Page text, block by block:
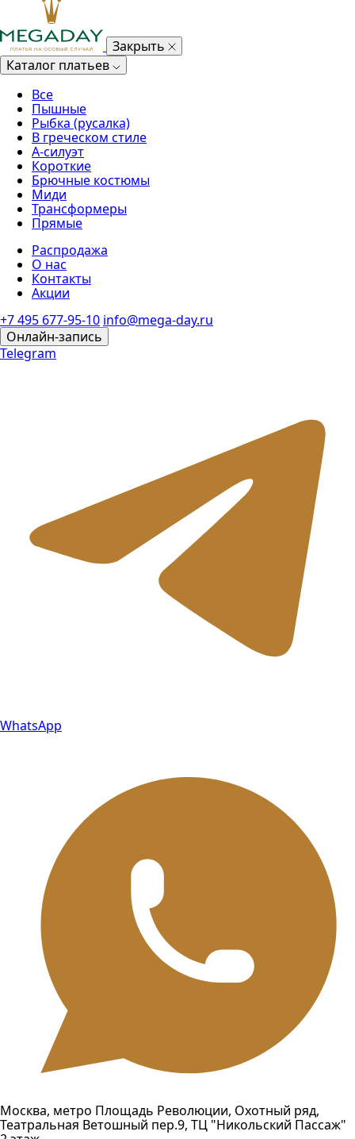
Закрыть
Каталог платьев
Все
Пышные
Рыбка (русалка)
В греческом стиле
А-силуэт
Короткие
Брючные костюмы
Миди
Трансформеры
Прямые
Распродажа
О нас
Контакты
Акции
+7 495 677-95-10 info@mega-day.ru
Онлайн-запись
Telegram
WhatsApp
Москва, метро Площадь Революции, Охотный ряд,
Театральная Ветошный пер.9, ТЦ "Никольский Пассаж"